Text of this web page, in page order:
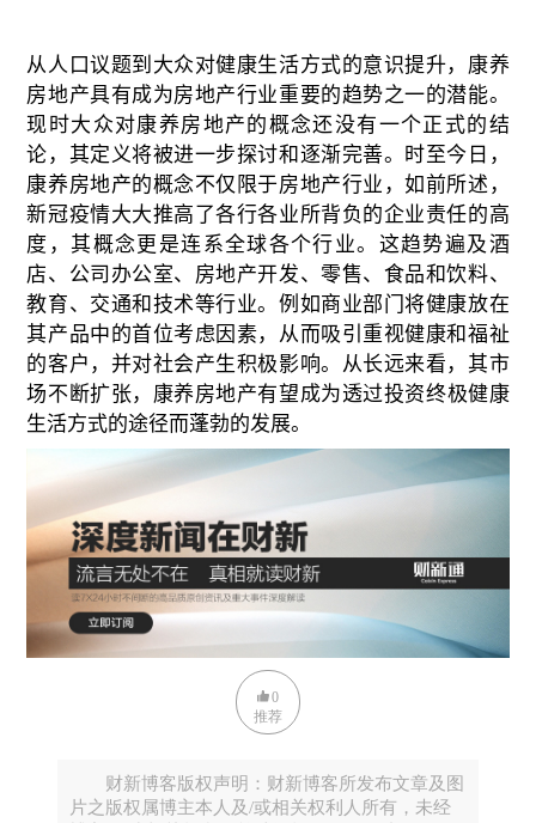
从人口议题到大众对健康生活方式的意识提升，康养
房地产具有成为房地产行业重要的趋势之一的潜能。
现时大众对康养房地产的概念还没有一个正式的结
论，其定义将被进一步探讨和逐渐完善。时至今日，
康养房地产的概念不仅限于房地产行业，如前所述，
新冠疫情大大推高了各行各业所背负的企业责任的高
度，其概念更是连系全球各个行业。这趋势遍及酒
店、公司办公室、房地产开发、零售、食品和饮料、
教育、交通和技术等行业。例如商业部门将健康放在
其产品中的首位考虑因素，从而吸引重视健康和福祉
的客户，并对社会产生积极影响。从长远来看，其市
场不断扩张，康养房地产有望成为透过投资终极健康
生活方式的途径而蓬勃的发展。
0
推荐
财新博客版权声明：财新博客所发布文章及图
片之版权属博主本人及/或相关权利人所有，未经